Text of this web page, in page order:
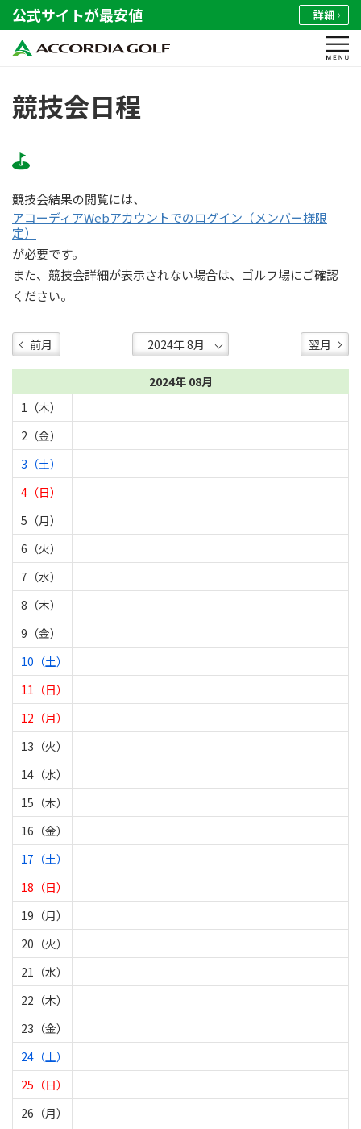
公式サイトが最安値 詳細
競技会日程
競技会結果の閲覧には、
アコーディアWebアカウントでのログイン（メンバー様限
定）
が必要です。
また、競技会詳細が表示されない場合は、ゴルフ場にご確認
ください。
前月 翌月
2024年 08月
1（木）
2（金）
3（土）
4（日）
5（月）
6（火）
7（水）
8（木）
9（金）
10（土）
11（日）
12（月）
13（火）
14（水）
15（木）
16（金）
17（土）
18（日）
19（月）
20（火）
21（水）
22（木）
23（金）
24（土）
25（日）
26（月）